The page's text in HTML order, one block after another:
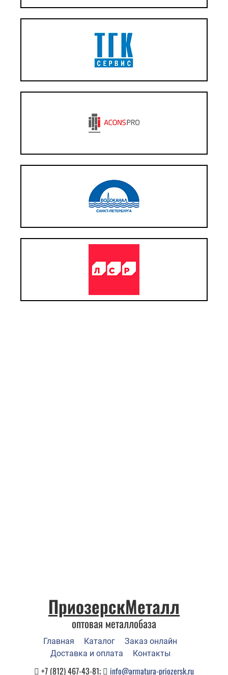
ПриозерскМеталл
оптовая металлобаза
Главная Каталог
Заказ онлайн
Доставка и оплата
Контакты
+7 (812) 467-43-81; info@armatura-priozersk.ru